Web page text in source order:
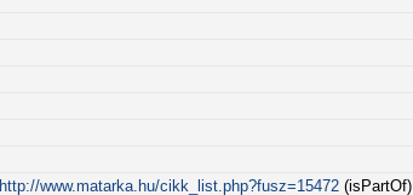
http://www.matarka.hu/cikk_list.php?fusz=15472(isPartOf)